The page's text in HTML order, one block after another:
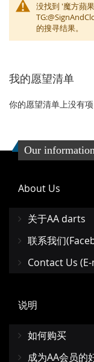
没找到 '魔方蘋
的搜寻结果。
我的愿望清单
你的愿望清单上没有项
Our
About Us
关于AA darts
联系我们
Contact Us
说明
如何购买
成为AA会员的